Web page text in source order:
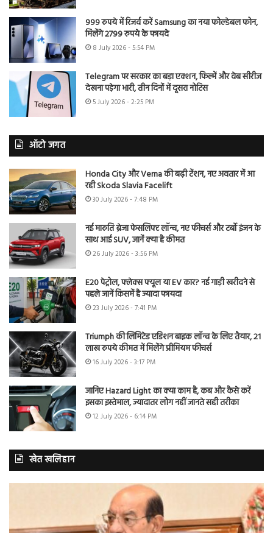
999 रुपये में रिजर्व करें Samsung का नया फोल्डेबल फोन,
मिलेंगे 2799 रुपये के फायदे
8 July 2026 - 5:54 PM
Telegram पर सरकार का बड़ा एक्शन, फिल्में और वेब सीरीज
देखना पड़ेगा भारी, तीन दिनों में दूसरा नोटिस
5 July 2026 - 2:25 PM
ऑटो जगत
Honda City और Verna की बढ़ी टेंशन, नए अवतार में आ
रही Skoda Slavia Facelift
30 July 2026 - 7:48 PM
नई मारुति ब्रेजा फेसलिफ्ट लॉन्च, नए फीचर्स और टर्बो इंजन के
साथ आई SUV, जानें क्या है कीमत
26 July 2026 - 3:56 PM
E20 पेट्रोल, फ्लेक्स फ्यूल या EV कार? नई गाड़ी खरीदने से
पहले जानें किसमें है ज्यादा फायदा
23 July 2026 - 7:41 PM
Triumph की लिमिटेड एडिशन बाइक लॉन्च के लिए तैयार, 21
लाख रुपये कीमत में मिलेंगे प्रीमियम फीचर्स
16 July 2026 - 3:17 PM
जानिए Hazard Light का क्या काम है, कब और कैसे करें
इसका इस्तेमाल, ज्यादातर लोग नहीं जानते सही तरीका
12 July 2026 - 6:14 PM
खेत खलिहान